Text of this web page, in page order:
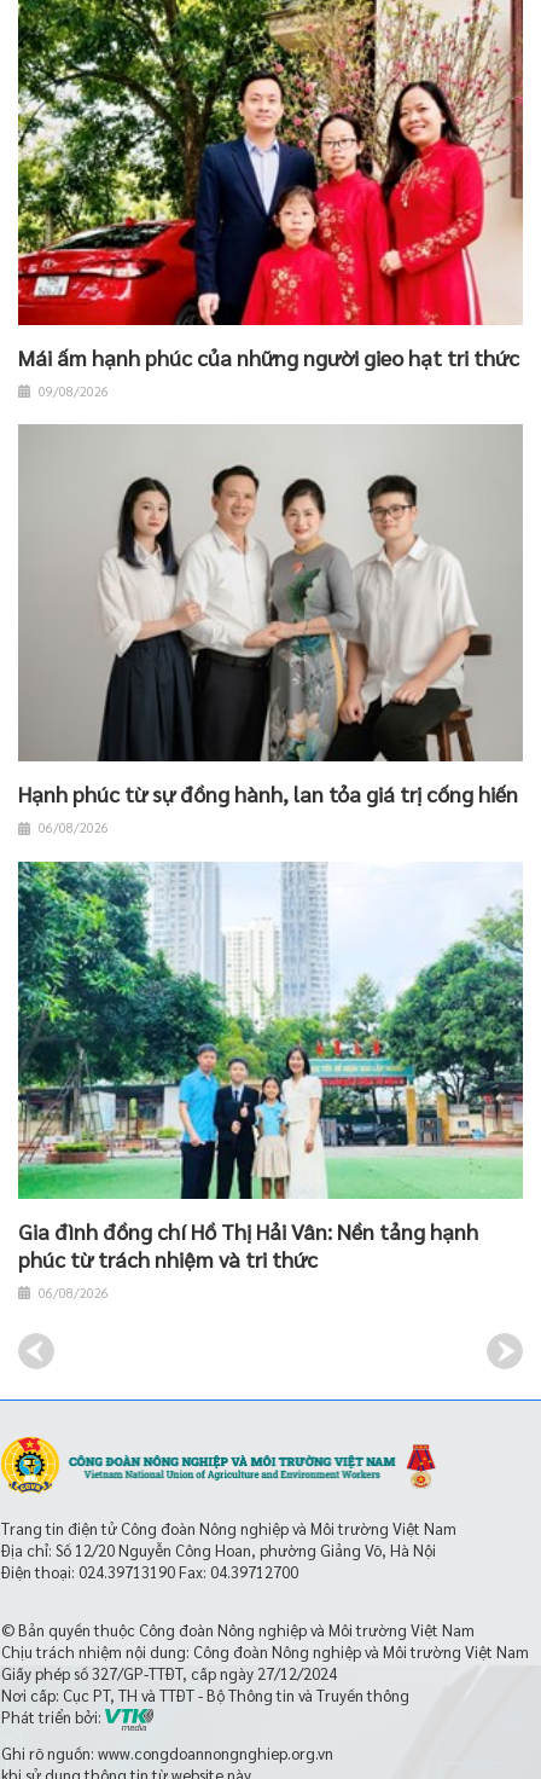
Mái ấm hạnh phúc của những người gieo hạt tri thức
09/08/2026
Hạnh phúc từ sự đồng hành, lan tỏa giá trị cống hiến
06/08/2026
Gia đình đồng chí Hồ Thị Hải Vân: Nền tảng hạnh
phúc từ trách nhiệm và tri thức
06/08/2026
Trang tin điện tử Công đoàn Nông nghiệp và Môi trường Việt Nam
Địa chỉ: Số 12/20 Nguyễn Công Hoan, phường Giảng Võ, Hà Nội
Điện thoại: 024.39713190Fax: 04.39712700
© Bản quyền thuộc Công đoàn Nông nghiệp và Môi trường Việt Nam
Chịu trách nhiệm nội dung: Công đoàn Nông nghiệp và Môi trường Việt Nam
Giấy phép số 327/GP-TTĐT, cấp ngày 27/12/2024
Nơi cấp: Cục PT, TH và TTĐT - Bộ Thông tin và Truyền thông
Phát triển bởi:
Ghi rõ nguồn: www.congdoannongnghiep.org.vn
khi sử dụng thông tin từ website này.